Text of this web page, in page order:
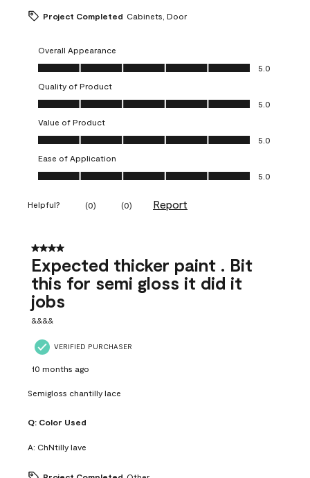
Project Completed Cabinets, Door
Overall Appearance
Overall Appearance, 5.0 out of 5
5.0
Quality of Product
Quality of Product, 5.0 out of 5
5.0
Value of Product
Value of Product, 5.0 out of 5
5.0
Ease of Application
Ease of Application, 5.0 out of 5
5.0
Helpful? (0) (0) Report
4 out of 5 stars.
Expected thicker paint . Bit
this for semi gloss it did it
jobs
&&&&
VERIFIED PURCHASER
10 months ago
Semigloss chantilly lace
Q: Color Used
A: ChNtilly lave